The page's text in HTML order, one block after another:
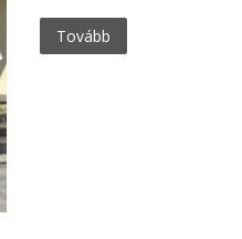
Tovább